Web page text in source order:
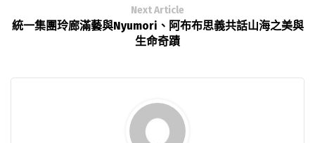
Next Article
統一集團玲廊滿藝與Nyumori、阿布布思義共話山海之美與
生命奇蹟